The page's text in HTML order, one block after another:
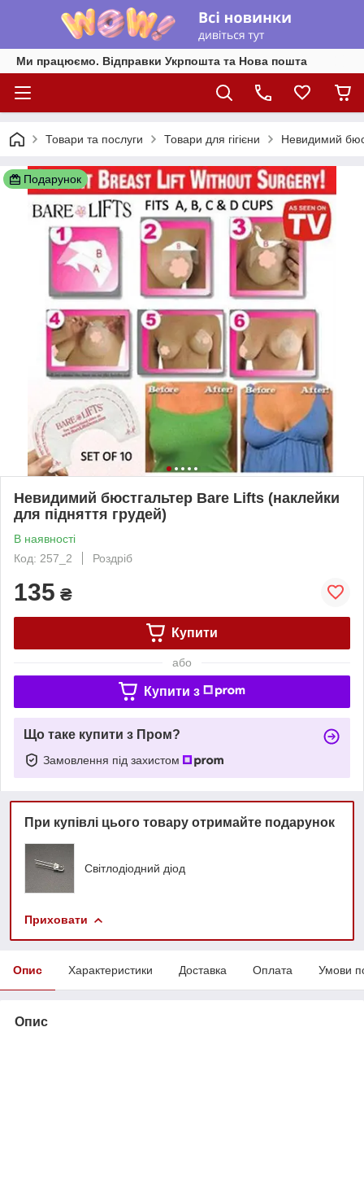
Ми працюємо. Відправки Укрпошта та Нова пошта
Товари та послуги Товари для гігієни Невидимий
Подарунок
Невидимий бюстгальтер Bare Lifts (наклейки
для підняття грудей)
В наявності
Код: 257_2
Роздріб
135 ₴
Купити
або
Купити з
Що таке купити з Пром?
Замовлення під захистом
При купівлі цього товару отримайте подарунок
Світлодіодний діод
Приховати
Опис Характеристики Доставка Оплата Умови
Опис